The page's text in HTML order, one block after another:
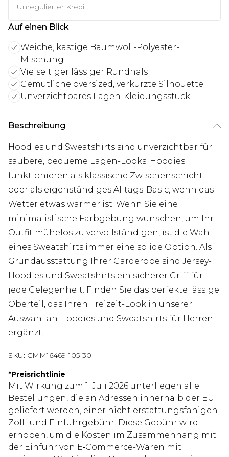
Unregulierter Kredit.
Auf einen Blick
Weiche, kastige Baumwoll-Polyester-
Mischung
Vielseitiger lässiger Rundhals
Gemütliche oversized, verkürzte Silhouette
Unverzichtbares Lagen-Kleidungsstück
Beschreibung
Hoodies und Sweatshirts sind unverzichtbar für
saubere, bequeme Lagen-Looks. Hoodies
funktionieren als klassische Zwischenschicht
oder als eigenständiges Alltags-Basic, wenn das
Wetter etwas wärmer ist. Wenn Sie eine
minimalistische Farbgebung wünschen, um Ihr
Outfit mühelos zu vervollständigen, ist die Wahl
eines Sweatshirts immer eine solide Option. Als
Grundausstattung Ihrer Garderobe sind Jersey-
Hoodies und Sweatshirts ein sicherer Griff für
jede Gelegenheit. Finden Sie das perfekte lässige
Oberteil, das Ihren Freizeit-Look in unserer
Auswahl an Hoodies und Sweatshirts für Herren
ergänzt.
SKU: CMM16469-105-30
*Preisrichtlinie
Mit Wirkung zum 1. Juli 2026 unterliegen alle
Bestellungen, die an Adressen innerhalb der EU
geliefert werden, einer nicht erstattungsfähigen
Zoll- und Einfuhrgebühr. Diese Gebühr wird
erhoben, um die Kosten im Zusammenhang mit
der Einfuhr von E‑Commerce-Waren mit